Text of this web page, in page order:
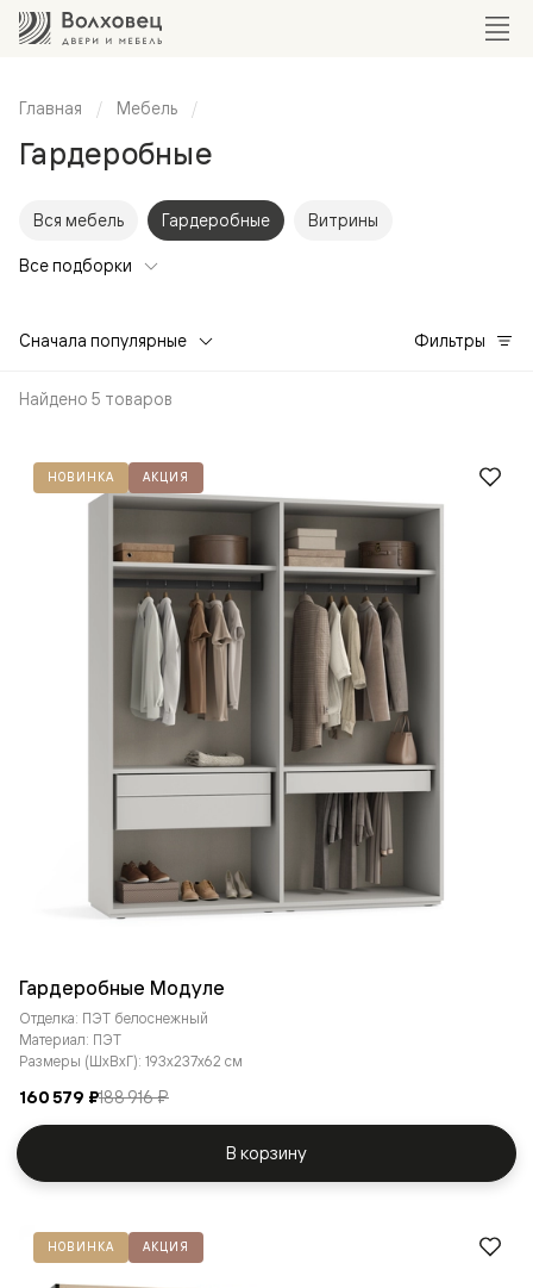
Главная Мебель
Гардеробные
Вся мебель Гардеробные Витрины
Все подборки
Сначала популярные Фильтры
Найдено 5 товаров
НОВИНКА АКЦИЯ
Гардеробные Модуле
Отделка: ПЭТ белоснежный
Материал: ПЭТ
Размеры (ШxВxГ): 193x237x62 см
160 579 ₽188 916 ₽
В корзину
НОВИНКА АКЦИЯ